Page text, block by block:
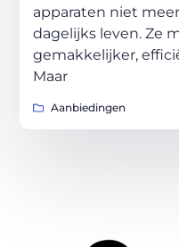
apparaten niet
dagelijks leven. Ze
gemakkelijker,
Maar
Aanbiedingen